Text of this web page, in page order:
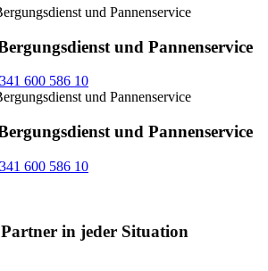
und Pannenservice
600 586 10
und Pannenservice
600 586 10
in jeder Situation